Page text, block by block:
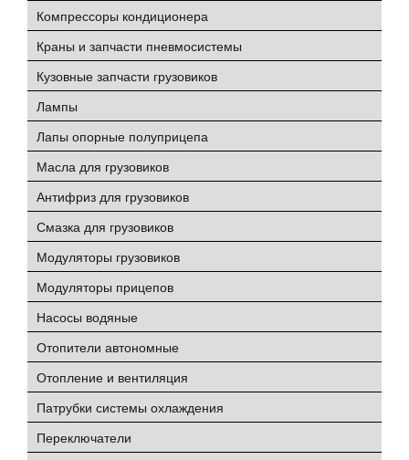
Компрессоры кондиционера
Краны и запчасти пневмосистемы
Кузовные запчасти грузовиков
Лампы
Лапы опорные полуприцепа
Масла для грузовиков
Антифриз для грузовиков
Смазка для грузовиков
Модуляторы грузовиков
Модуляторы прицепов
Насосы водяные
Отопители автономные
Отопление и вентиляция
Патрубки системы охлаждения
Переключатели